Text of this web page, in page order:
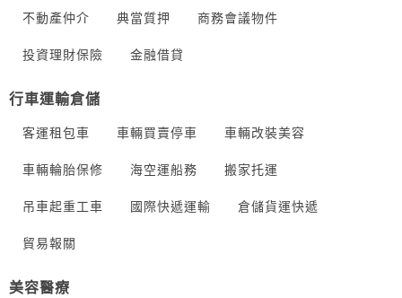
不動產仲介 典當質押 商務會議物件
投資理財保險 金融借貸
行車運輸倉儲
客運租包車 車輛買賣停車 車輛改裝美容
車輛輪胎保修 海空運船務 搬家托運
吊車起重工車 國際快遞運輸 倉儲貨運快遞
貿易報關
美容醫療